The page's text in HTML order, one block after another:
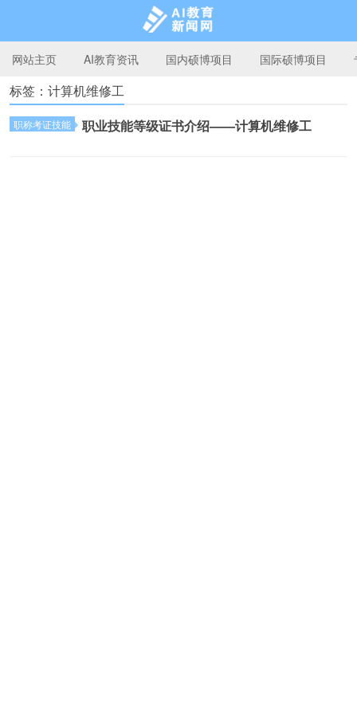
AI教育新闻网
网站主页 AI教育资讯 国内硕博项目 国际硕博项目
标签：计算机维修工
职称考证技能 职业技能等级证书介绍——计算机维修工